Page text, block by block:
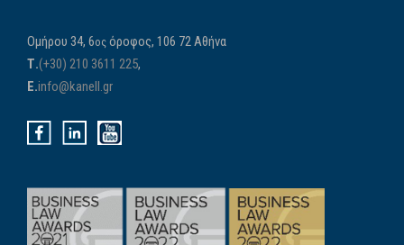
Ομήρου 34, 6ος όροφος, 106 72 Αθήνα
Τ.(+30) 210 3611 225,
E.info@kanell.gr